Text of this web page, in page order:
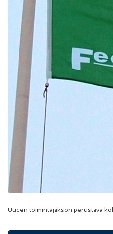
Uuden toimintajakson perustava